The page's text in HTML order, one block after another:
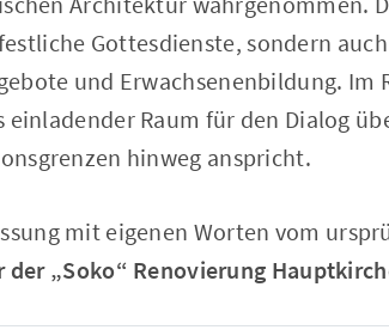
Gottesdienste, sondern
und Erwachsenenbildung. Im
einladender Raum für den Dialog
hinweg anspricht.
mit eigenen Worten vom
der „Soko“ Renovierung